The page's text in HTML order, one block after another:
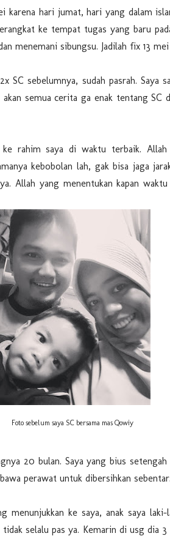
karena hari jumat, hari yang dalam
ke tempat tugas yang baru
menemani sibungsu. Jadilah fix 13 mei
SC sebelumnya, sudah pasrah. Saya
semua cerita ga enak tentang SC
rahim saya di waktu terbaik. Allah
kebobolan lah, gak bisa jaga
Allah yang menentukan kapan
Foto sebelum saya SC bersama mas Qowiy
20 bulan. Saya yang bius setengah
perawat untuk dibersihkan sebentar.
menunjukkan ke saya, anak saya
selalu pas ya. Kemarin di usg dia